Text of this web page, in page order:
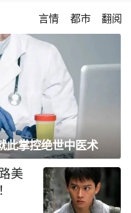
言情 都市 翻阅
此掌控绝世中医术
美